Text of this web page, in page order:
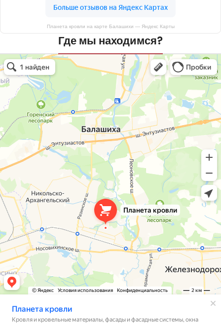
Планета кровли на карте Балашихи — Яндекс Карты
Где мы находимся?
Планета кровли
Кровля и кровельные материалы в Балашихе
Окна в Балашихе